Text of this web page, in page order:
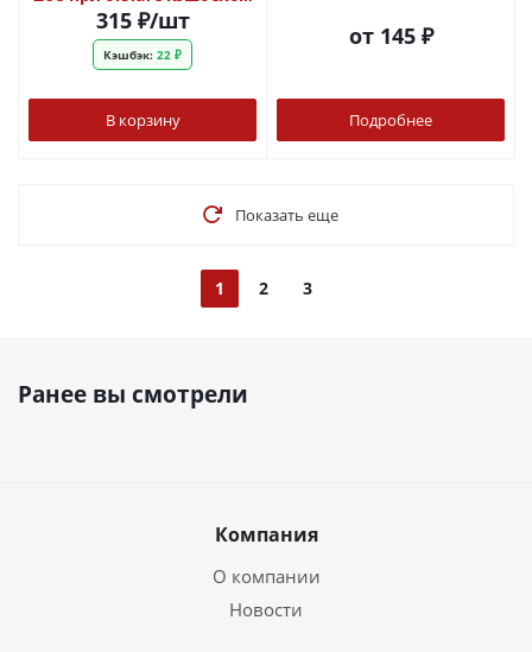
315₽/шт
Кэшбэк: 22 ₽
В корзину
от 145 ₽
Подробнее
Показать еще
1 2 3
Ранее вы смотрели
Компания
О компании
Новости